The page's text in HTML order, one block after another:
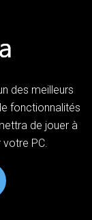
des meilleurs
fonctionnalités
de jouer à
PC.